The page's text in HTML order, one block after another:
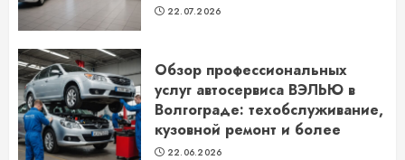
22.07.2026
Обзор профессиональных
услуг автосервиса ВЭЛЬЮ в
Волгограде: техобслуживание,
кузовной ремонт и более
22.06.2026